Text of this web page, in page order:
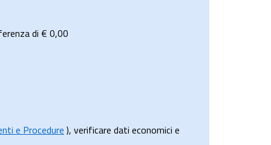
di € 0,00
e Procedure ), verificare dati economici e